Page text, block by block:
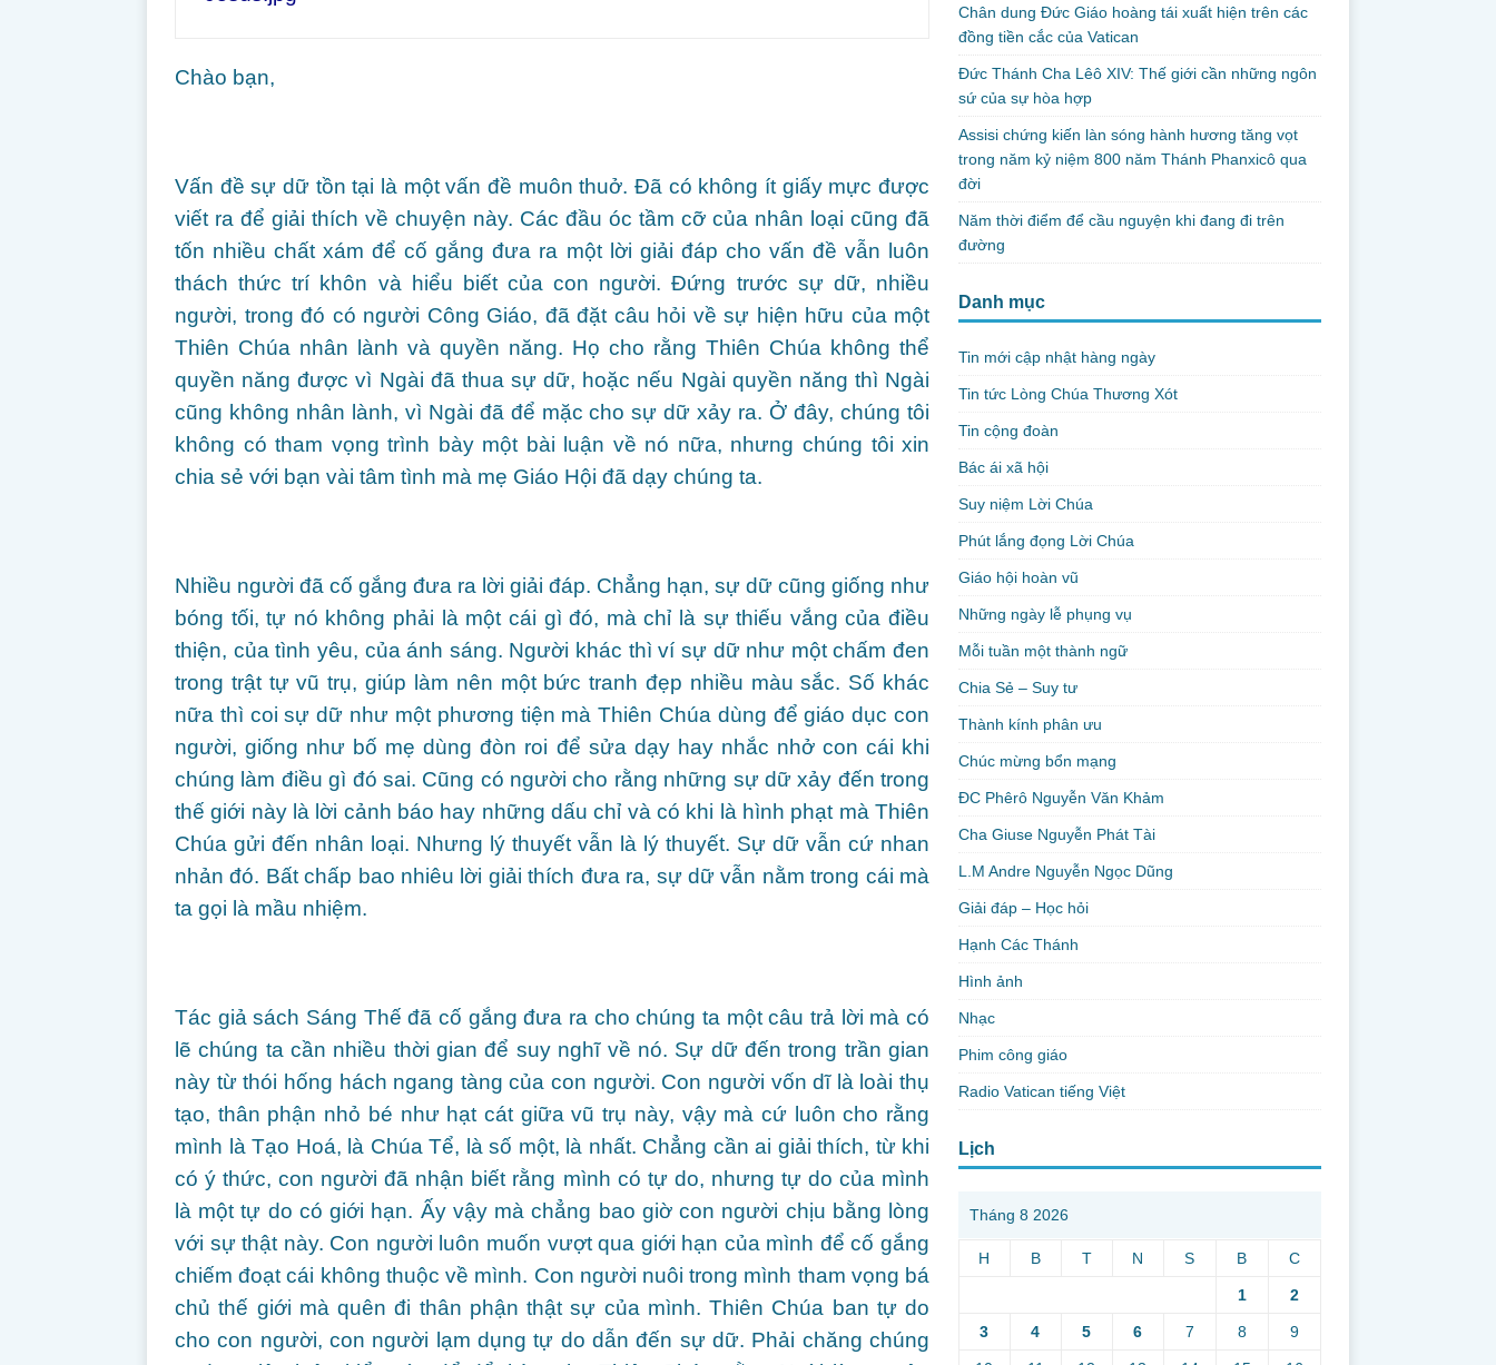
Chào bạn,
Vấn đề sự dữ tồn tại là một vấn đề muôn thuở. Đã có không ít giấy mực được
viết ra để giải thích về chuyện này. Các đầu óc tầm cỡ của nhân loại cũng đã
tốn nhiều chất xám để cố gắng đưa ra một lời giải đáp cho vấn đề vẫn luôn
thách thức trí khôn và hiểu biết của con người. Đứng trước sự dữ, nhiều
người, trong đó có người Công Giáo, đã đặt câu hỏi về sự hiện hữu của một
Thiên Chúa nhân lành và quyền năng. Họ cho rằng Thiên Chúa không thể
quyền năng được vì Ngài đã thua sự dữ, hoặc nếu Ngài quyền năng thì Ngài
cũng không nhân lành, vì Ngài đã để mặc cho sự dữ xảy ra. Ở đây, chúng tôi
không có tham vọng trình bày một bài luận về nó nữa, nhưng chúng tôi xin
chia sẻ với bạn vài tâm tình mà mẹ Giáo Hội đã dạy chúng ta.
Nhiều người đã cố gắng đưa ra lời giải đáp. Chẳng hạn, sự dữ cũng giống như
bóng tối, tự nó không phải là một cái gì đó, mà chỉ là sự thiếu vắng của điều
thiện, của tình yêu, của ánh sáng. Người khác thì ví sự dữ như một chấm đen
trong trật tự vũ trụ, giúp làm nên một bức tranh đẹp nhiều màu sắc. Số khác
nữa thì coi sự dữ như một phương tiện mà Thiên Chúa dùng để giáo dục con
người, giống như bố mẹ dùng đòn roi để sửa dạy hay nhắc nhở con cái khi
chúng làm điều gì đó sai. Cũng có người cho rằng những sự dữ xảy đến trong
thế giới này là lời cảnh báo hay những dấu chỉ và có khi là hình phạt mà Thiên
Chúa gửi đến nhân loại. Nhưng lý thuyết vẫn là lý thuyết. Sự dữ vẫn cứ nhan
nhản đó. Bất chấp bao nhiêu lời giải thích đưa ra, sự dữ vẫn nằm trong cái mà
ta gọi là mầu nhiệm.
Tác giả sách Sáng Thế đã cố gắng đưa ra cho chúng ta một câu trả lời mà có
lẽ chúng ta cần nhiều thời gian để suy nghĩ về nó. Sự dữ đến trong trần gian
này từ thói hống hách ngang tàng của con người. Con người vốn dĩ là loài thụ
tạo, thân phận nhỏ bé như hạt cát giữa vũ trụ này, vậy mà cứ luôn cho rằng
mình là Tạo Hoá, là Chúa Tể, là số một, là nhất. Chẳng cần ai giải thích, từ khi
có ý thức, con người đã nhận biết rằng mình có tự do, nhưng tự do của mình
là một tự do có giới hạn. Ấy vậy mà chẳng bao giờ con người chịu bằng lòng
với sự thật này. Con người luôn muốn vượt qua giới hạn của mình để cố gắng
chiếm đoạt cái không thuộc về mình. Con người nuôi trong mình tham vọng bá
chủ thế giới mà quên đi thân phận thật sự của mình. Thiên Chúa ban tự do
cho con người, con người lạm dụng tự do dẫn đến sự dữ. Phải chăng chúng
Chân dung Đức Giáo hoàng tái xuất hiện trên các
đồng tiền cắc của Vatican
Đức Thánh Cha Lêô XIV: Thế giới cần những ngôn
sứ của sự hòa hợp
Assisi chứng kiến làn sóng hành hương tăng vọt
trong năm kỷ niệm 800 năm Thánh Phanxicô qua
đời
Năm thời điểm để cầu nguyện khi đang đi trên
đường
Danh mục
Tin mới cập nhật hàng ngày
Tin tức Lòng Chúa Thương Xót
Tin cộng đoàn
Bác ái xã hội
Suy niệm Lời Chúa
Phút lắng đọng Lời Chúa
Giáo hội hoàn vũ
Những ngày lễ phụng vụ
Mỗi tuần một thành ngữ
Chia Sẻ – Suy tư
Thành kính phân ưu
Chúc mừng bổn mạng
ĐC Phêrô Nguyễn Văn Khảm
Cha Giuse Nguyễn Phát Tài
L.M Andre Nguyễn Ngọc Dũng
Giải đáp – Học hỏi
Hạnh Các Thánh
Hình ảnh
Nhạc
Phim công giáo
Radio Vatican tiếng Việt
Lịch
Tháng 8 2026
H B T N S B C
1 2
3 4 5 6 7 8 9